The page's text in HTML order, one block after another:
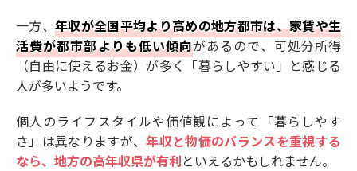
一方、 年収が全国平均より高めの地方都市は、家賃や生
活費が都市部よりも低い傾向があるので、可処分所得
（自由に使えるお金）が多く「暮らしやすい」と感じる
人が多いようです。
個人のライフスタイルや価値観によって「暮らしやす
さ」は異なりますが、年収と物価のバランスを重視する
なら、地方の高年収県が有利といえるかもしれません。